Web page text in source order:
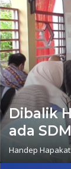
Dibalik
ada
Handep Hapakat